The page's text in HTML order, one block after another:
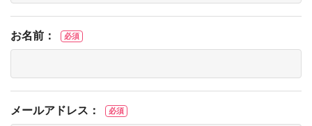
お名前： 必須
メールアドレス： 必須